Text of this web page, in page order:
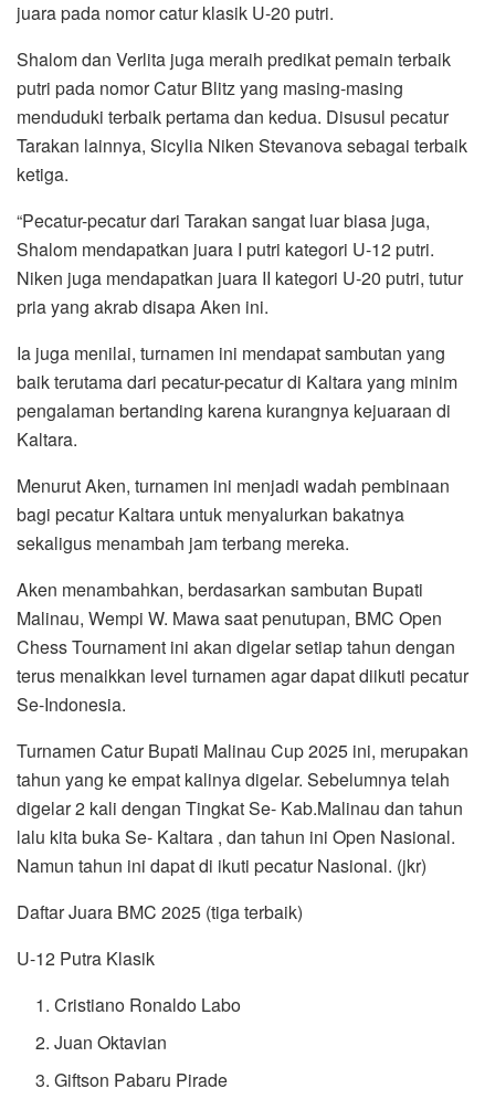
juara pada nomor catur klasik U-20 putri.
Shalom dan Verlita juga meraih predikat pemain terbaik
putri pada nomor Catur Blitz yang masing-masing
menduduki terbaik pertama dan kedua. Disusul pecatur
Tarakan lainnya, Sicylia Niken Stevanova sebagai terbaik
ketiga.
“Pecatur-pecatur dari Tarakan sangat luar biasa juga,
Shalom mendapatkan juara I putri kategori U-12 putri.
Niken juga mendapatkan juara II kategori U-20 putri, tutur
pria yang akrab disapa Aken ini.
Ia juga menilai, turnamen ini mendapat sambutan yang
baik terutama dari pecatur-pecatur di Kaltara yang minim
pengalaman bertanding karena kurangnya kejuaraan di
Kaltara.
Menurut Aken, turnamen ini menjadi wadah pembinaan
bagi pecatur Kaltara untuk menyalurkan bakatnya
sekaligus menambah jam terbang mereka.
Aken menambahkan, berdasarkan sambutan Bupati
Malinau, Wempi W. Mawa saat penutupan, BMC Open
Chess Tournament ini akan digelar setiap tahun dengan
terus menaikkan level turnamen agar dapat diikuti pecatur
Se-Indonesia.
Turnamen Catur Bupati Malinau Cup 2025 ini, merupakan
tahun yang ke empat kalinya digelar. Sebelumnya telah
digelar 2 kali dengan Tingkat Se- Kab.Malinau dan tahun
lalu kita buka Se- Kaltara , dan tahun ini Open Nasional.
Namun tahun ini dapat di ikuti pecatur Nasional. (jkr)
Daftar Juara BMC 2025 (tiga terbaik)
U-12 Putra Klasik
Cristiano Ronaldo Labo
Juan Oktavian
Giftson Pabaru Pirade